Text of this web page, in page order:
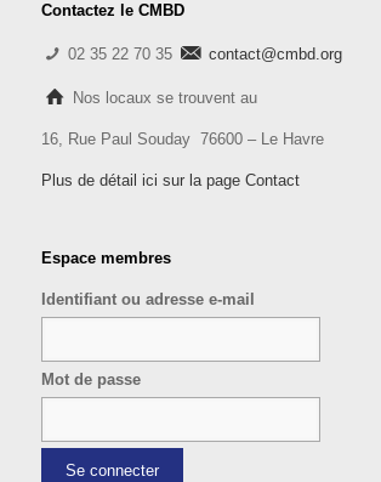
Contactez le CMBD
02 35 22 70 35 contact@cmbd.org
Nos locaux se trouvent au
16, Rue Paul Souday 76600 – Le Havre
Plus de détail ici sur la page Contact
Espace membres
Identifiant ou adresse e-mail
Mot de passe